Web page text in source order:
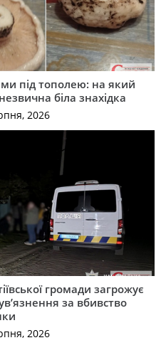
під тополею: на який
біла знахідка
2026
громади загрожує
за вбивство
2026